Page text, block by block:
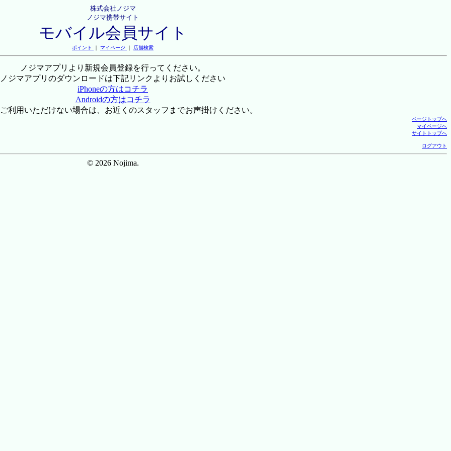
株式会社ノジマ
ノジマ携帯サイト
モバイル会員サイト
ポイント ｜ マイページ ｜ 店舗検索
ノジマアプリより新規会員登録を行ってください。
ノジマアプリのダウンロードは下記リンクよりお試しください
iPhoneの方はコチラ
Androidの方はコチラ
利用いただけない場合は、お近くのスタッフまでお声掛けください。
ページトップへ
マイページへ
サイトトップへ
ログアウト
© 2026 Nojima.